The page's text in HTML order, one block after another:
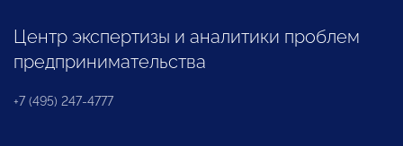
Центр экспертизы и аналитики проблем
предпринимательства
+7 (495) 247-4777